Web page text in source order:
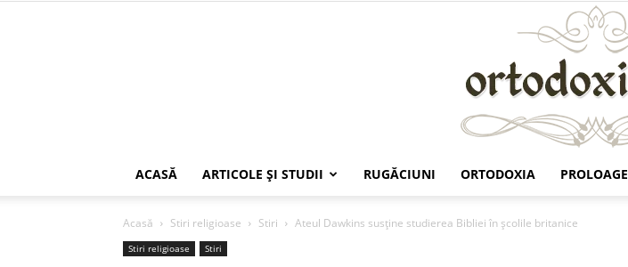
ACASĂ ARTICOLE ŞI STUDII RUGĂCIUNI ORTODOXIA PROLOAGE
Acasă Stiri religioase Stiri Ateul Dawkins susţine studierea Bibliei în şcolile britanice
Stiri religioase Stiri